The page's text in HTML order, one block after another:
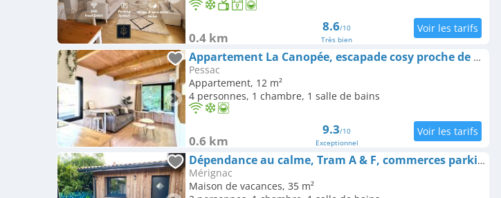
0.4 km
8.6/10
Très bien
Appartement La Canopée, escapade cosy proche de Bordeaux
Pessac
Appartement, 12 m²
4 personnes, 1 chambre, 1 salle de bains
0.6 km
9.3/10
Exceptionnel
Dépendance au calme, Tram A & F, commerces parking gratuit
Mérignac
Maison de vacances, 35 m²